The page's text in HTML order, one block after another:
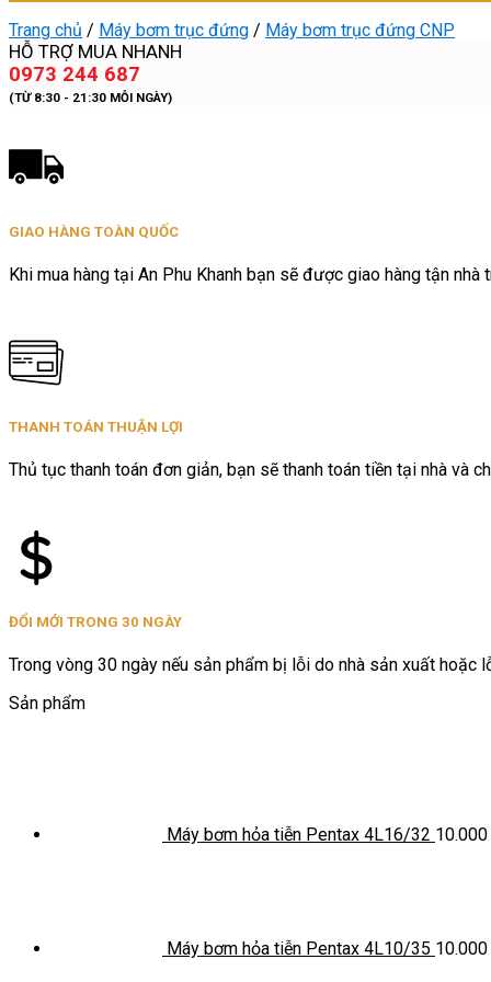
Trang chủ / Máy bơm trục đứng / Máy bơm trục đứng CNP
HỖ TRỢ MUA NHANH
0973 244 687
(TỪ 8:30 - 21:30 MỖI NGÀY)
GIAO HÀNG TOÀN QUỐC
Khi mua hàng tại An Phu Khanh bạn sẽ được giao hàng tận
THANH TOÁN THUẬN LỢI
Thủ tục thanh toán đơn giản, bạn sẽ thanh toán tiền tại nhà và
ĐỔI MỚI TRONG 30 NGÀY
Trong vòng 30 ngày nếu sản phẩm bị lỗi do nhà sản xuất hoặc
Sản phẩm
Máy bơm hỏa tiễn Pentax 4L16/32 10.000
Máy bơm hỏa tiễn Pentax 4L10/35 10.000